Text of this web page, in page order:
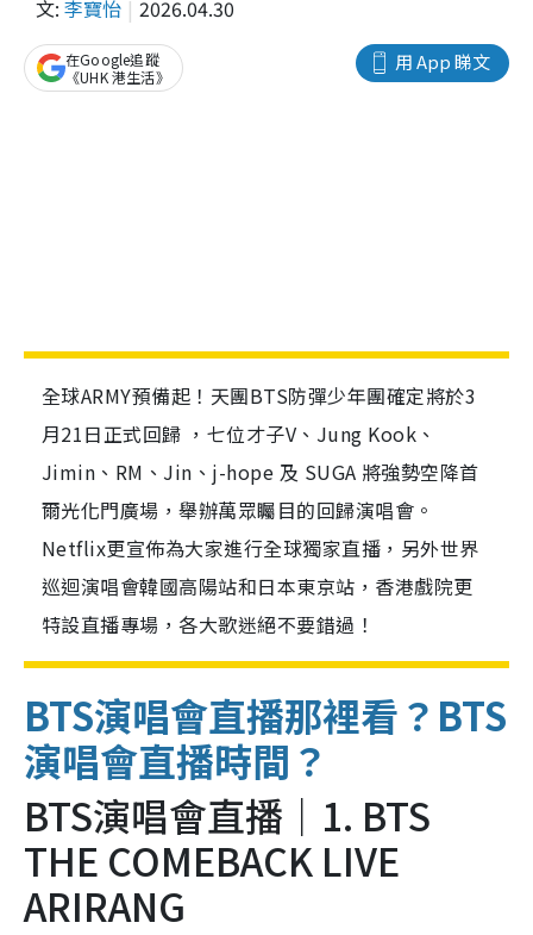
文: 李寶怡 2026.04.30
用 App 睇文
在Google追蹤
《UHK 港生活》
全球ARMY預備起！天團BTS防彈少年團確定將於3
月21日正式回歸 ，七位才子V、Jung Kook、
Jimin、RM、Jin、j-hope 及 SUGA 將強勢空降首
爾光化門廣場，舉辦萬眾矚目的回歸演唱會。
Netflix更宣佈為大家進行全球獨家直播，另外世界
巡迴演唱會韓國高陽站和日本東京站，香港戲院更
特設直播專場，各大歌迷絕不要錯過！
BTS演唱會直播那裡看？ BTS
演唱會直播時間？
BTS演唱會直播｜1. BTS
THE COMEBACK LIVE
ARIRANG